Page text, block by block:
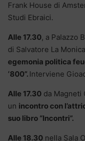
Frank House di
Studi Ebraici.
Alle 17.30, a Palazzo
di Salvatore La
egemonia politica
‘800”. Interviene
Alle 17.30 da Magneti
un incontro con
suo libro “Incontri”.
Alle 18.30 nella Sala